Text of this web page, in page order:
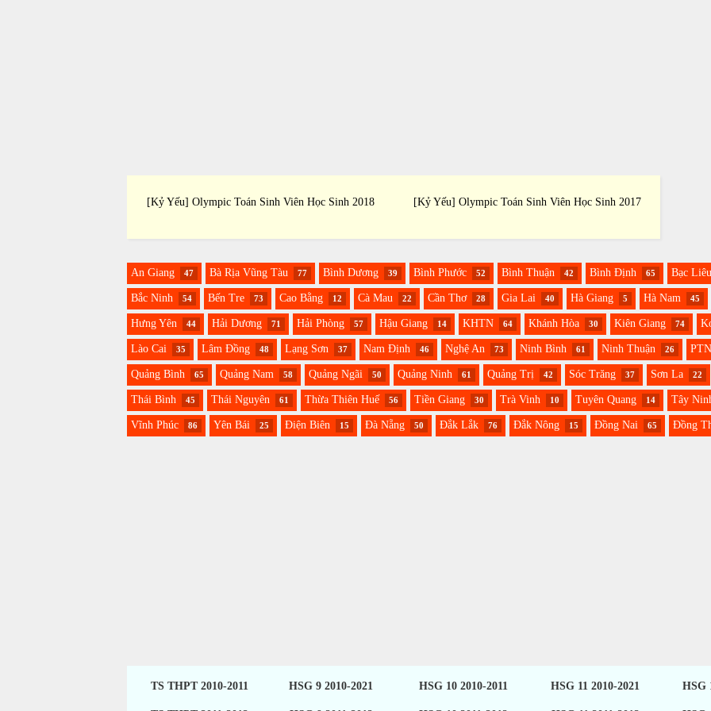
[Kỷ Yếu] Olympic Toán Sinh Viên Học Sinh 2018 [Kỷ Yếu] Olympic Toán Sinh Viên Học Sinh 2017
An Giang 47 Bà Rịa Vũng Tàu 77 Bình Dương 39 Bình Phước 52 Bình Thuận 42 Bình Định 65 Bạc Liêu
Bắc Ninh 54 Bến Tre 73 Cao Bằng 12 Cà Mau 22 Cần Thơ 28 Gia Lai 40 Hà Giang 5 Hà Nam 45
Hưng Yên 44 Hải Dương 71 Hải Phòng 57 Hậu Giang 14 KHTN 64 Khánh Hòa 30 Kiên Giang 74
Lào Cai 35 Lâm Đồng 48 Lạng Sơn 37 Nam Định 46 Nghệ An 73 Ninh Bình 61 Ninh Thuận 26
Quảng Bình 65 Quảng Nam 58 Quảng Ngãi 50 Quảng Ninh 61 Quảng Trị 42 Sóc Trăng 37 Sơn La 22
Thái Bình 45 Thái Nguyên 61 Thừa Thiên Huế 56 Tiền Giang 30 Trà Vinh 10 Tuyên Quang 14 Tây
Vĩnh Phúc 86 Yên Bái 25 Điện Biên 15 Đà Nẵng 50 Đắk Lắk 76 Đắk Nông 15 Đồng Nai 65 Đồng
TS THPT 2010-2011 HSG 9 2010-2021 HSG 10 2010-2011 HSG 11 2010-2021 HSG